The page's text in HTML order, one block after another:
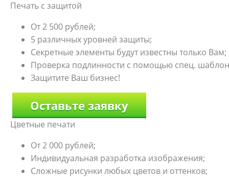
Печать с защитой
От 2 500 рублей;
5 различных уровней защиты;
Секретные элементы будут известны только Вам;
Проверка подлинности с помощью спец.
Защитите Ваш бизнес!
Оставьте заявку
Цветные печати
От 2 000 рублей;
Индивидуальная разработка изображения;
Сложные рисунки любых цветов и оттенков;